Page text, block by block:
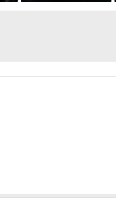
46
184.8 KB · Görüntüleme: 43